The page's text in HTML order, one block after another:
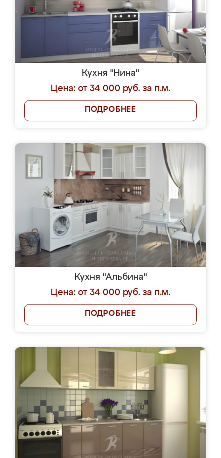
Кухня "Нина"
Цена: от 34 000 руб. за п.м.
ПОДРОБНЕЕ
Кухня "Альбина"
Цена: от 34 000 руб. за п.м.
ПОДРОБНЕЕ